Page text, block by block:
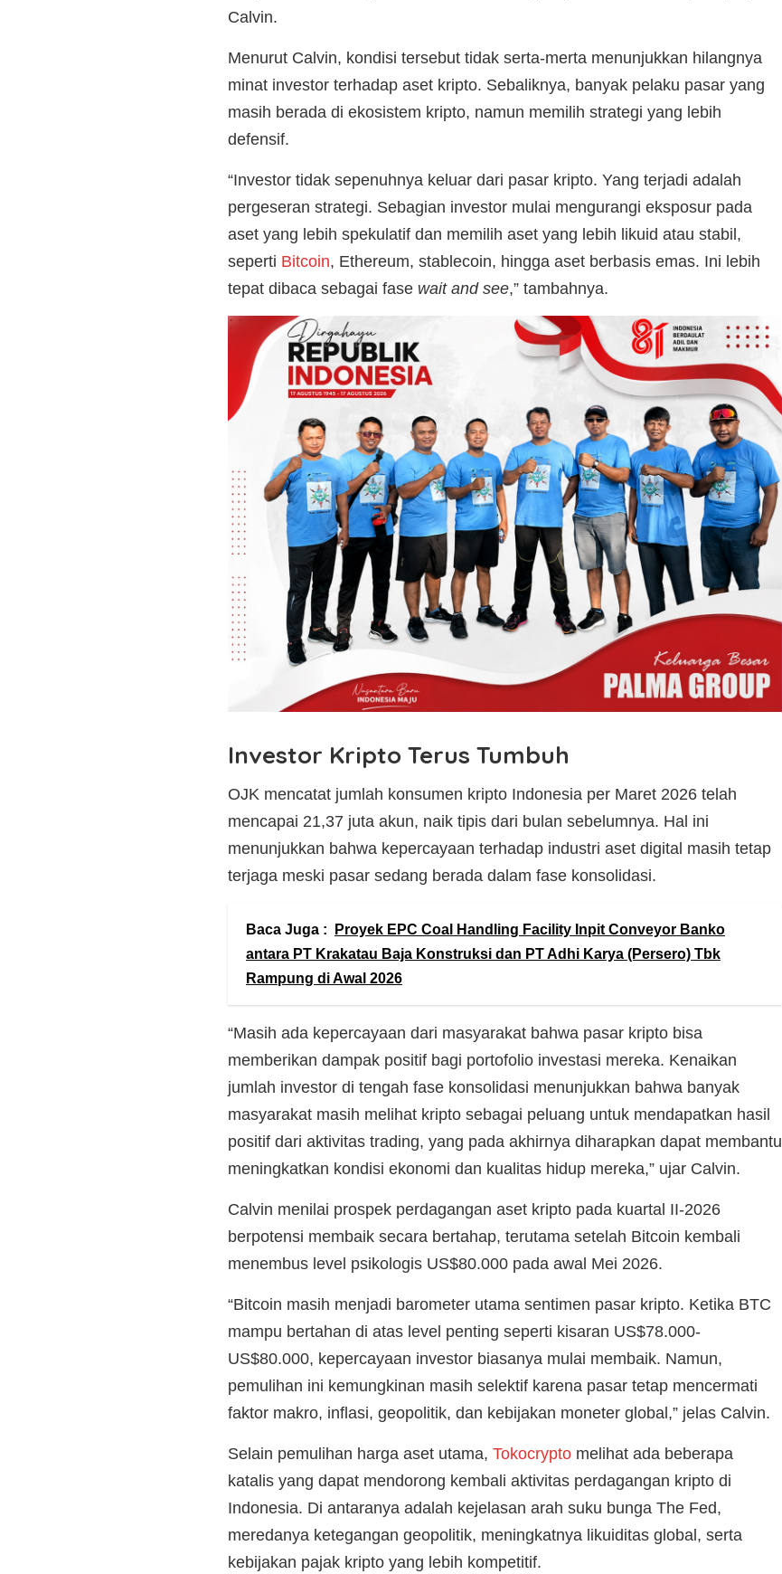
Calvin.
Menurut Calvin, kondisi tersebut tidak serta-merta menunjukkan hilangnya
minat investor terhadap aset kripto. Sebaliknya, banyak pelaku pasar yang
masih berada di ekosistem kripto, namun memilih strategi yang lebih
defensif.
“Investor tidak sepenuhnya keluar dari pasar kripto. Yang terjadi adalah
pergeseran strategi. Sebagian investor mulai mengurangi eksposur pada
aset yang lebih spekulatif dan memilih aset yang lebih likuid atau stabil,
seperti Bitcoin, Ethereum, stablecoin, hingga aset berbasis emas. Ini lebih
tepat dibaca sebagai fase wait and see,” tambahnya.
Investor Kripto Terus Tumbuh
OJK mencatat jumlah konsumen kripto Indonesia per Maret 2026 telah
mencapai 21,37 juta akun, naik tipis dari bulan sebelumnya. Hal ini
menunjukkan bahwa kepercayaan terhadap industri aset digital masih tetap
terjaga meski pasar sedang berada dalam fase konsolidasi.
Baca Juga :
Proyek EPC Coal Handling Facility Inpit Conveyor Banko
antara PT Krakatau Baja Konstruksi dan PT Adhi Karya (Persero) Tbk
Rampung di Awal 2026
“Masih ada kepercayaan dari masyarakat bahwa pasar kripto bisa
memberikan dampak positif bagi portofolio investasi mereka. Kenaikan
jumlah investor di tengah fase konsolidasi menunjukkan bahwa banyak
masyarakat masih melihat kripto sebagai peluang untuk mendapatkan hasil
positif dari aktivitas trading, yang pada akhirnya diharapkan dapat membantu
meningkatkan kondisi ekonomi dan kualitas hidup mereka,” ujar Calvin.
Calvin menilai prospek perdagangan aset kripto pada kuartal II-2026
berpotensi membaik secara bertahap, terutama setelah Bitcoin kembali
menembus level psikologis US$80.000 pada awal Mei 2026.
“Bitcoin masih menjadi barometer utama sentimen pasar kripto. Ketika BTC
mampu bertahan di atas level penting seperti kisaran US$78.000-
US$80.000, kepercayaan investor biasanya mulai membaik. Namun,
pemulihan ini kemungkinan masih selektif karena pasar tetap mencermati
faktor makro, inflasi, geopolitik, dan kebijakan moneter global,” jelas Calvin.
Selain pemulihan harga aset utama, Tokocrypto melihat ada beberapa
katalis yang dapat mendorong kembali aktivitas perdagangan kripto di
Indonesia. Di antaranya adalah kejelasan arah suku bunga The Fed,
meredanya ketegangan geopolitik, meningkatnya likuiditas global, serta
kebijakan pajak kripto yang lebih kompetitif.